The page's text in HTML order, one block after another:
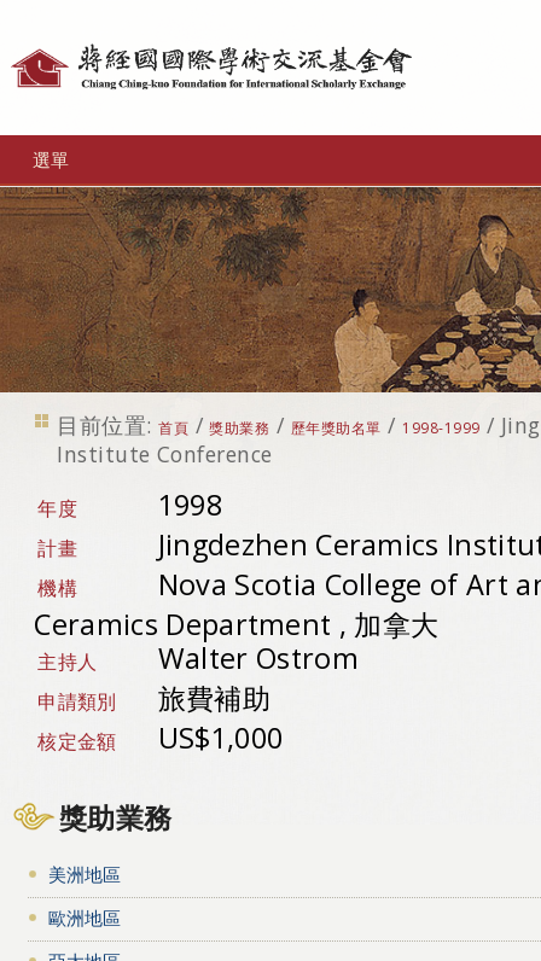
選單
目前位置: 首頁 /獎助業務 / 歷年獎助名單 / 1998-1999 /
Institute Conference
年度 1998
計畫 Jingdezhen Ceramics
機構
Nova Scotia College of Art
Ceramics Department , 加拿大
主持人 Walter Ostrom
申請類別 旅費補助
核定金額 US$1,000
獎助業務
美洲地區
歐洲地區